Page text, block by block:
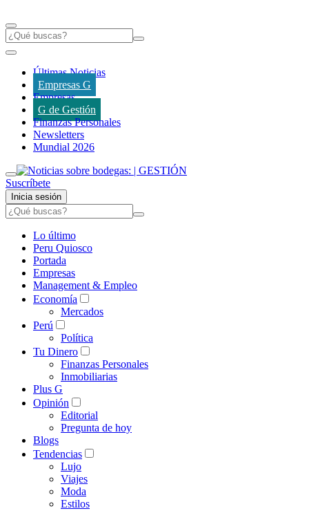
Últimas Noticias
Empresas G
Empresas
G de Gestión
Finanzas Personales
Newsletters
Mundial 2026
Suscríbete
Inicia sesión
Lo último
Peru Quiosco
Portada
Empresas
Management & Empleo
Economía
Mercados
Perú
Política
Tu Dinero
Finanzas Personales
Inmobiliarias
Plus G
Opinión
Editorial
Pregunta de hoy
Blogs
Tendencias
Lujo
Viajes
Moda
Estilos